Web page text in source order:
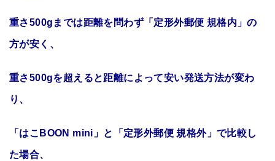
重さ500gまでは距離を問わず「定形外郵便 規格内」の
方が安く、
重さ500gを超えると距離によって安い発送方法が変わ
り、
「はこBOON mini」と「定形外郵便 規格外」で比較し
た場合、